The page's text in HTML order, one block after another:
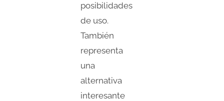
posibilidades
de uso.
También
representa
una
alternativa
interesante